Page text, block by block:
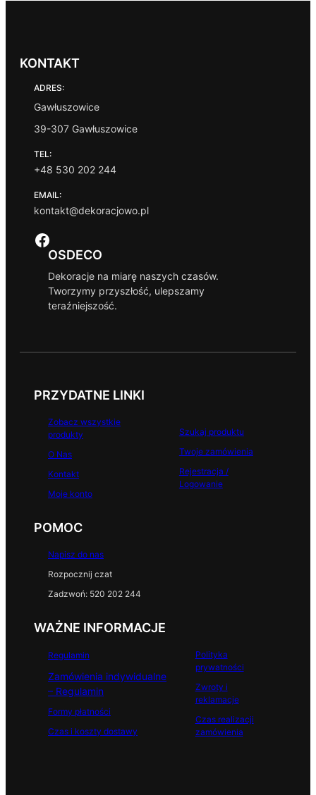
KONTAKT
ADRES:
Gawłuszowice
39-307 Gawłuszowice
TEL:
+48 530 202 244
EMAIL:
kontakt@dekoracjowo.pl
Facebook
OSDECO
Dekoracje na miarę naszych czasów.
Tworzymy przyszłość, ulepszamy
teraźniejszość.
PRZYDATNE LINKI
Zobacz wszystkie
produkty
O Nas
Kontakt
Moje konto
Szukaj produktu
Twoje zamówienia
Rejestracja /
Logowanie
POMOC
Napisz do nas
Rozpocznij czat
Zadzwoń: 520 202 244
WAŻNE INFORMACJE
Regulamin
Zamówienia indywidualne
– Regulamin
Formy płatności
Czas i koszty dostawy
Polityka
prywatności
Zwroty i
reklamacje
Czas realizacji
zamówienia